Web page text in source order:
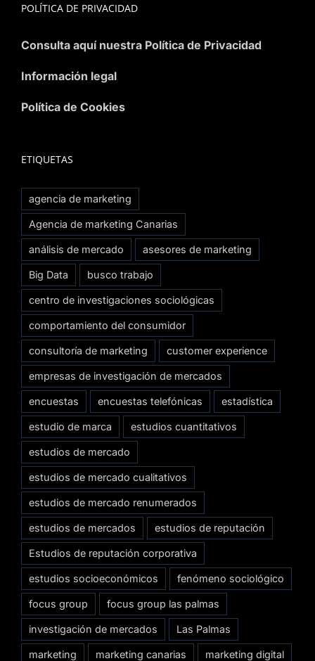
POLÍTICA DE PRIVACIDAD
Consulta aquí nuestra Política de Privacidad
Información legal
Política de Cookies
ETIQUETAS
agencia de marketing
Agencia de marketing Canarias
análisis de mercado asesores de marketing
Big Data busco trabajo
centro de investigaciones sociológicas
comportamiento del consumidor
consultoría de marketing customer experience
empresas de investigación de mercados
encuestas encuestas telefónicas estadística
estudio de marca estudios cuantitativos
estudios de mercado
estudios de mercado cualitativos
estudios de mercado renumerados
estudios de mercados estudios de reputación
Estudios de reputación corporativa
estudios socioeconómicos fenómeno sociológico
focus group focus group las palmas
investigación de mercados Las Palmas
marketing marketing canarias marketing digital